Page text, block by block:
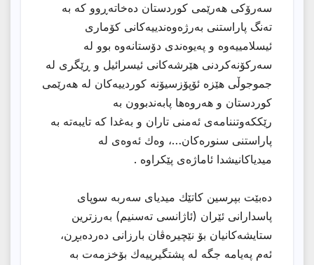
سەرۆکی هەرێمی کوردستان دەخاتەڕوو کە بە
تەنگ پاراستنی بەرژەوەندییەکانی کۆماری
ئیسلامییەوە و پەیوەندی دۆستانەوە بوو لە
سەرکۆنەکردنی هێرشەکانی ئیسرائیل و ڕێگری لە
جموجوڵی هێزە ئۆپۆزسیۆنە کوردییەکان لە هەرێمی
کوردستان و هەروەها پابەندبوون بە
رێککەوتننامەی ئەمنی تاران و بەغدا کە تایبەتە بە
پاراستنی سنورەکان…، وەك ئەوەی لە
میدیاکانیشدا ئاماژەی پێکراوە .
دەبێت بپرسین کاتێك میدیای سەربە سوپای
پاسدارانی ئێران (ئاژانسی تەسنیم) بەرزترین
ستایشەکانیان بۆ نێچیرەڤان بارزانی دەردەبڕن،
ئەم پەیامە جگە لە پشتگیرییەك بۆخزمەت بە